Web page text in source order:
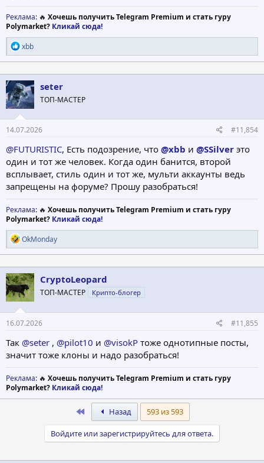
Реклама: 🔥 Хочешь получить Telegram Premium и стать гуру
Polymarket? Кликай сюда!
Р
е
а
к
ц
и
и
:
xbb
seter
ТОП-МАСТЕР
14.07.2026 #11,854
@FUTURISTIC, Есть подозрение, что @xbb и @SSilver это
один и тот же человек. Когда один банится, второй
всплывает, стиль один и тот же, мульти аккаунты ведь
запрещены на форуме? Прошу разобраться!
Реклама: 🔥 Хочешь получить Telegram Premium и стать гуру
Polymarket? Кликай сюда!
Р
е
а
к
ц
и
и
:
OkMonday
CryptoLeopard
ТОП-МАСТЕР Крипто-блогер
16.07.2026 #11,855
Так @seter , @pilot10 и @visokP тоже однотипные посты,
значит тоже клоны и надо разобраться!
Реклама: 🔥 Хочешь получить Telegram Premium и стать гуру
Polymarket? Кликай сюда!
First Назад 593 из 593
Войдите или зарегистрируйтесь для ответа.